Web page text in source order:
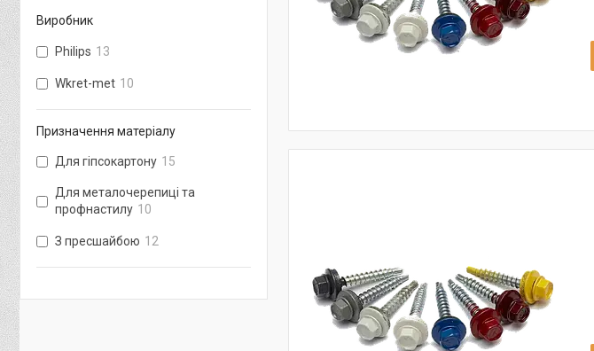
Виробник
Philips 13
Wkret-met 10
Призначення матеріалу
Для гіпсокартону 15
Для металочерепиці та
профнастилу 10
З пресшайбою 12